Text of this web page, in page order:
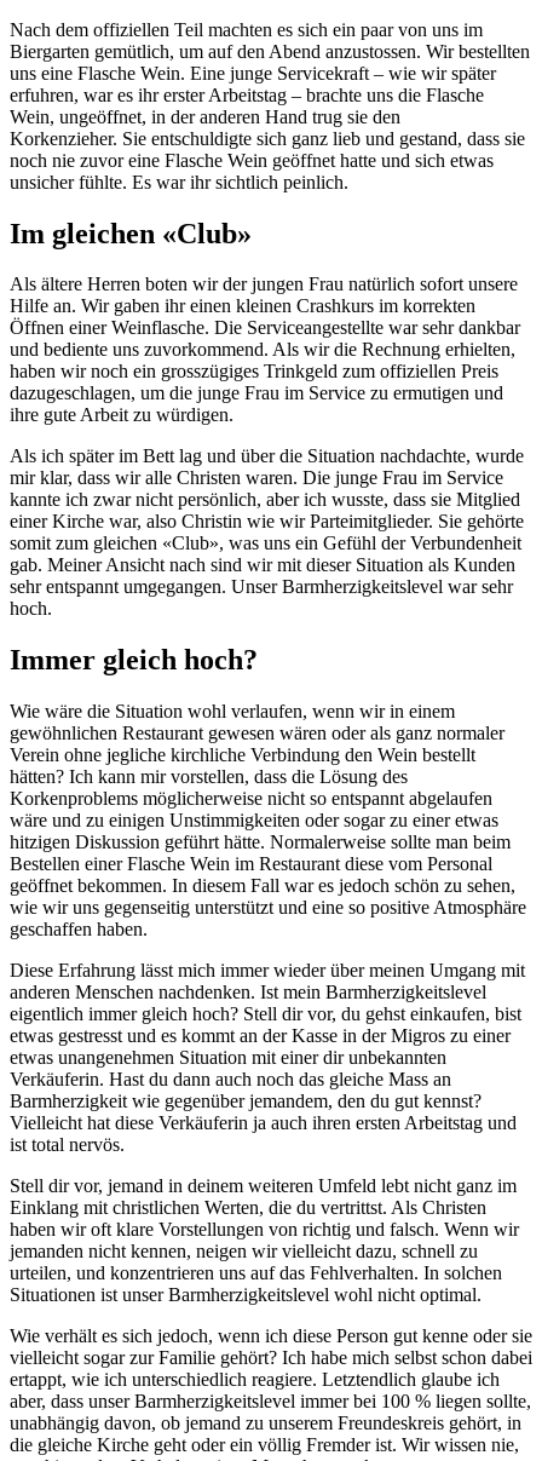
Nach dem offiziellen Teil machten es sich ein paar von uns im
Biergarten gemütlich, um auf den Abend anzustossen. Wir bestellten
uns eine Flasche Wein. Eine junge Servicekraft – wie wir später
erfuhren, war es ihr erster Arbeitstag – brachte uns die Flasche
Wein, ungeöffnet, in der anderen Hand trug sie den
Korkenzieher. Sie entschuldigte sich ganz lieb und gestand, dass sie
noch nie zuvor eine Flasche Wein geöffnet hatte und sich etwas
unsicher fühlte. Es war ihr sichtlich peinlich.
Im gleichen «Club»
Als ältere Herren boten wir der jungen Frau natürlich sofort unsere
Hilfe an. Wir gaben ihr einen kleinen Crashkurs im korrekten
Öffnen einer Weinflasche. Die Serviceangestellte war sehr dankbar
und bediente uns zuvorkommend. Als wir die Rechnung erhielten,
haben wir noch ein grosszügiges Trinkgeld zum offiziellen Preis
dazugeschlagen, um die junge Frau im Service zu ermutigen und
ihre gute Arbeit zu würdigen.
Als ich später im Bett lag und über die Situation nachdachte, wurde
mir klar, dass wir alle Christen waren. Die junge Frau im Service
kannte ich zwar nicht persönlich, aber ich wusste, dass sie Mitglied
einer Kirche war, also Christin wie wir Parteimitglieder. Sie gehörte
somit zum gleichen «Club», was uns ein Gefühl der Verbundenheit
gab. Meiner Ansicht nach sind wir mit dieser Situation als Kunden
sehr entspannt umgegangen. Unser Barmherzigkeitslevel war sehr
hoch.
Immer gleich hoch?
Wie wäre die Situation wohl verlaufen, wenn wir in einem
gewöhnlichen Restaurant gewesen wären oder als ganz normaler
Verein ohne jegliche kirchliche Verbindung den Wein bestellt
hätten? Ich kann mir vorstellen, dass die Lösung des
Korkenproblems möglicherweise nicht so entspannt abgelaufen
wäre und zu einigen Unstimmigkeiten oder sogar zu einer etwas
hitzigen Diskussion geführt hätte. Normalerweise sollte man beim
Bestellen einer Flasche Wein im Restaurant diese vom Personal
geöffnet bekommen. In diesem Fall war es jedoch schön zu sehen,
wie wir uns gegenseitig unterstützt und eine so positive Atmosphäre
geschaffen haben.
Diese Erfahrung lässt mich immer wieder über meinen Umgang mit
anderen Menschen nachdenken. Ist mein Barmherzigkeitslevel
eigentlich immer gleich hoch? Stell dir vor, du gehst einkaufen, bist
etwas gestresst und es kommt an der Kasse in der Migros zu einer
etwas unangenehmen Situation mit einer dir unbekannten
Verkäuferin. Hast du dann auch noch das gleiche Mass an
Barmherzigkeit wie gegenüber jemandem, den du gut kennst?
Vielleicht hat diese Verkäuferin ja auch ihren ersten Arbeitstag und
ist total nervös.
Stell dir vor, jemand in deinem weiteren Umfeld lebt nicht ganz im
Einklang mit christlichen Werten, die du vertrittst. Als Christen
haben wir oft klare Vorstellungen von richtig und falsch. Wenn wir
jemanden nicht kennen, neigen wir vielleicht dazu, schnell zu
urteilen, und konzentrieren uns auf das Fehlverhalten. In solchen
Situationen ist unser Barmherzigkeitslevel wohl nicht optimal.
Wie verhält es sich jedoch, wenn ich diese Person gut kenne oder sie
vielleicht sogar zur Familie gehört? Ich habe mich selbst schon dabei
ertappt, wie ich unterschiedlich reagiere. Letztendlich glaube ich
aber, dass unser Barmherzigkeitslevel immer bei 100 % liegen sollte,
unabhängig davon, ob jemand zu unserem Freundeskreis gehört, in
die gleiche Kirche geht oder ein völlig Fremder ist. Wir wissen nie,